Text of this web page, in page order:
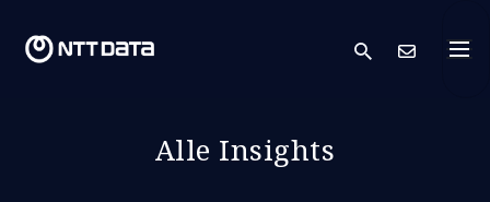
search
Alle Insights